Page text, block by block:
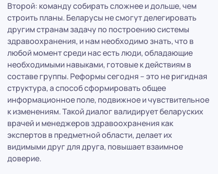
Второй: команду собирать сложнее и дольше, чем
строить планы. Беларусы не смогут делегировать
другим странам задачу по построению системы
здравоохранения, и нам необходимо знать, что в
любой момент среди нас есть люди, обладающие
необходимыми навыками, готовые к действиям в
составе группы. Реформы сегодня – это не ригидная
структура, а способ сформировать общее
информационное поле, подвижное и чувствительное
к изменениям. Такой диалог валидирует беларуских
врачей и менеджеров здравоохранения как
экспертов в предметной области, делает их
видимыми друг для друга, повышает взаимное
доверие.